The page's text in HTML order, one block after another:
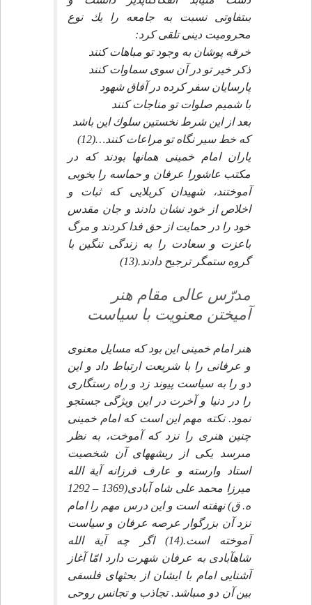
بى‏تفاوتى نسبت به جامعه را يك نوع
محروميت دينى تلقى كرد:
خرقه پوشان به وجود تو مباهات كنند
ذكر خير تو در آن سوى سماوات كنند
پارسايان سفر كرده در آفاق شهود
با شميم صلوات تو مناجات كنند
بعد از اين شرط نخستين سلوك اين باشد
كه خط سير نگاه تو مراعات كنند…(12)
ياران امام خمينى همانها بودند كه در
مكتب عاشورا عرفان و حماسه را بخوبى
آموختند، شهيدان كربلايى كه ثبات و
اخلاص از خود نشان دادند و جان مقدس
خود را در حمايت از حق فدا كردند و مرگ
باعزت و سعادت را به زندگى ننگين با
گروه ستمگر ترجيح دادند.(13)
مدرّس عالى مقام هنر
آميختن معنويت با سياست‏
هنر امام خمينى اين بود كه مسايل معنوى
و عرفانى را با شريعت ارتباط داد و اين
دو را به سياست پيوند زد و راه رستگارى
را در دنيا و آخرت در اين ويژگى جستجو
نمود. نكته مهم اين است كه امام خمينى
چنين هنرى را نزد كه آموخت، به نظر
مى‏رسد يكى از ريشه‏هاى آن شخصيت
استاد وارسته و عارف فرزانه آية الله
ميرزا محمد على شاه آبادى(1369 – 1292
ه. ق) نهفته است و اين درس مهم را امام
نزد آن بزرگوار عرصه عرفان و سياست
آموخته است.(14) اگر چه آية الله
شاه‏آبادى به عرفان شهرت دارد امّا آغاز
آشنايى امام با ايشان از بحث‏هاى فلسفى
بين آن دو مى‏باشد. تجاذب و تجانس روحى